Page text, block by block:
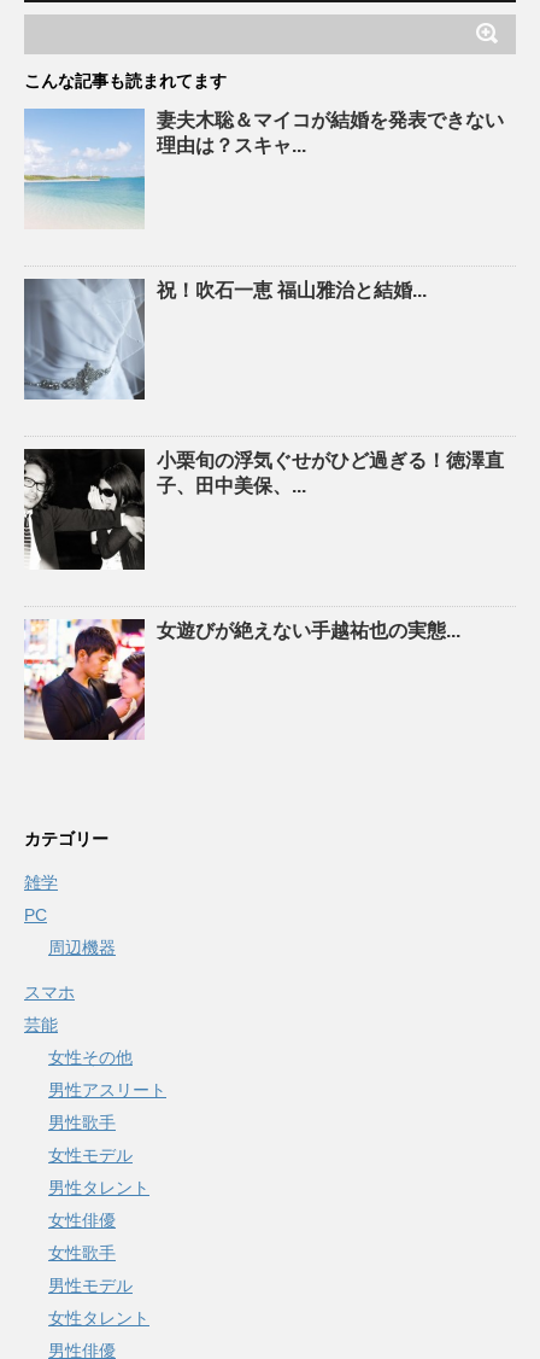
こんな記事も読まれてます
妻夫木聡＆マイコが結婚を発表できない
理由は？スキャ...
祝！吹石一恵 福山雅治と結婚...
小栗旬の浮気ぐせがひど過ぎる！徳澤直
子、田中美保、...
女遊びが絶えない手越祐也の実態...
カテゴリー
雑学
PC
周辺機器
スマホ
芸能
女性その他
男性アスリート
男性歌手
女性モデル
男性タレント
女性俳優
女性歌手
男性モデル
女性タレント
男性俳優